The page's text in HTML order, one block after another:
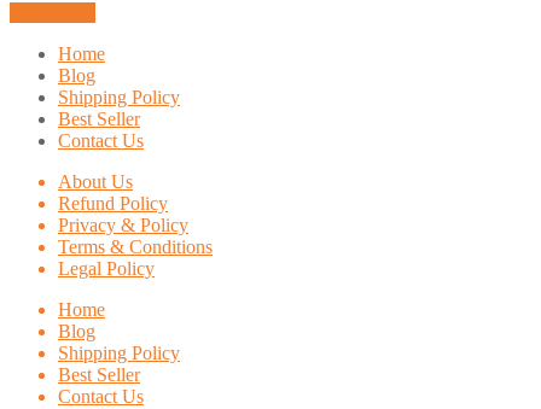
Home
Blog
Shipping Policy
Best Seller
Contact Us
About Us
Refund Policy
Privacy & Policy
Terms & Conditions
Legal Policy
Home
Blog
Shipping Policy
Best Seller
Contact Us